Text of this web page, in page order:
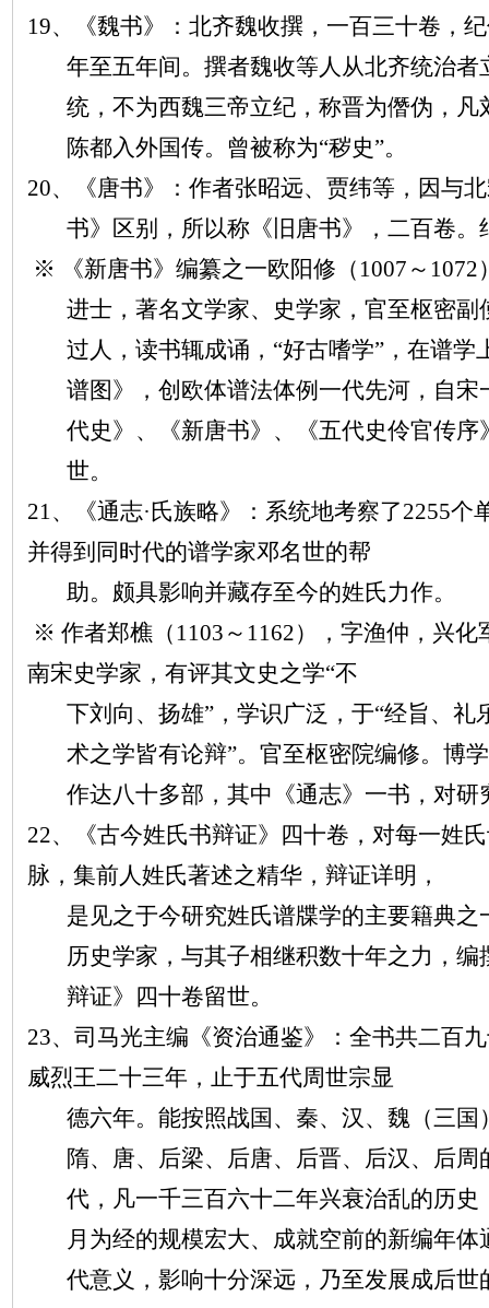
19、《魏书》：北齐魏收撰，一百三十卷，
年至五年间。撰者魏收等人从北齐统治
统，不为西魏三帝立纪，称晋为僭伪，
陈都入外国传。曾被称为“秽史”。
20、《唐书》：作者张昭远、贾纬等，因与
书》区别，所以称《旧唐书》，二百卷。
※ 《新唐书》编纂之一欧阳修（1007～1072
进士，著名文学家、史学家，官至枢密
过人，读书辄成诵，“好古嗜学”，在谱学
谱图》，创欧体谱法体例一代先河，自
代史》、《新唐书》、《五代史伶官传
世。
21、《通志·氏族略》：系统地考察了2255个
并得到同时代的谱学家邓名世的帮
助。颇具影响并藏存至今的姓氏力作。
※ 作者郑樵（1103～1162），字渔仲，兴化
南宋史学家，有评其文史之学“不
下刘向、扬雄”，学识广泛，于“经旨、
术之学皆有论辩”。官至枢密院编修。博
作达八十多部，其中《通志》一书，对研
22、《古今姓氏书辩证》四十卷，对每一姓
脉，集前人姓氏著述之精华，辩证详明，
是见之于今研究姓氏谱牒学的主要籍典
历史学家，与其子相继积数十年之力，
辩证》四十卷留世。
23、司马光主编《资治通鉴》：全书共二百
威烈王二十三年，止于五代周世宗显
德六年。能按照战国、秦、汉、魏（三
隋、唐、后梁、后唐、后晋、后汉、后
代，凡一千三百六十二年兴衰治乱的历
月为经的规模宏大、成就空前的新编年
代意义，影响十分深远，乃至发展成后